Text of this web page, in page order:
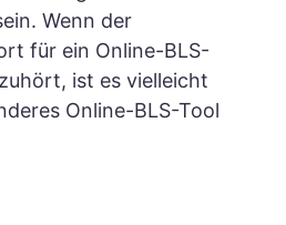
Wenn der
für ein Online-BLS-
ist es vielleicht
Online-BLS-Tool